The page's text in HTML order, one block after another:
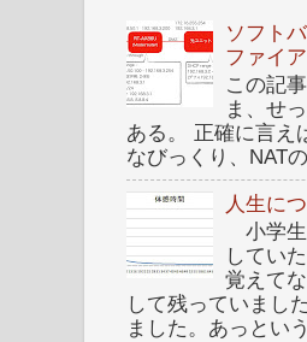
ソフト
ファイ
この記
ま、せ
ある。 正確に言え
なびっくり、NAT
人生に
小学生
してい
覚えて
して残っていまし
ました。あっとい